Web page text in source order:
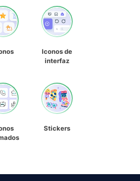
Iconos de
interfaz
Stickers